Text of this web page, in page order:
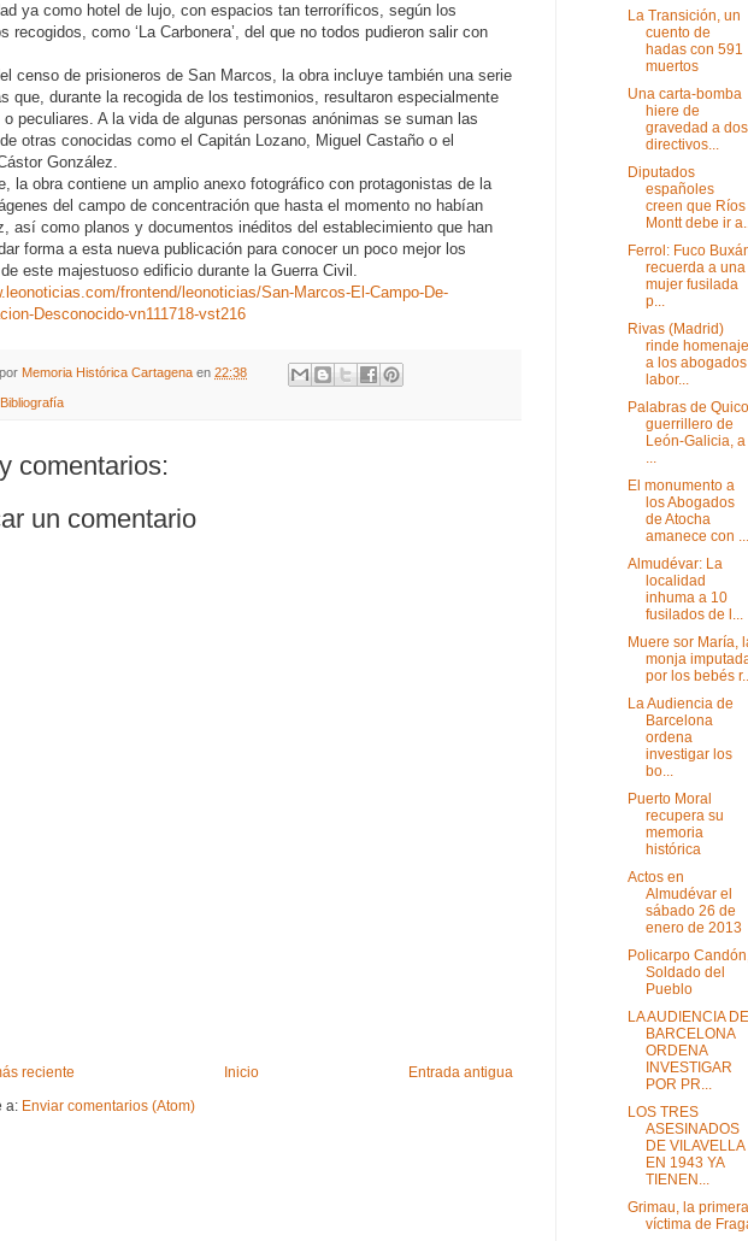
ya como hotel de lujo, con espacios tan terroríficos, según los
recogidos, como ‘La Carbonera’, del que no todos pudieron salir con
censo de prisioneros de San Marcos, la obra incluye también una serie
que, durante la recogida de los testimonios, resultaron especialmente
o peculiares. A la vida de algunas personas anónimas se suman las
otras conocidas como el Capitán Lozano, Miguel Castaño o el
González.
la obra contiene un amplio anexo fotográfico con protagonistas de la
del campo de concentración que hasta el momento no habían
así como planos y documentos inéditos del establecimiento que han
forma a esta nueva publicación para conocer un poco mejor los
este majestuoso edificio durante la Guerra Civil.
frontend/leonoticias/San-Marcos-El-Campo-De-
Desconocido-vn111718-vst216
Memoria Histórica Cartagena en 22:38
Bibliografía
comentarios:
un comentario
reciente Entrada antigua
Inicio
a: Enviar comentarios (Atom)
La Transición, un
cuento de
hadas con 591
muertos
Una carta-bomba
hiere de
gravedad a dos
directivos...
Diputados
españoles
creen que Ríos
Montt debe ir a...
Ferrol: Fuco
recuerda a una
mujer fusilada
p...
Rivas (Madrid)
rinde homenaje
a los abogados
labor...
Palabras de Quico,
guerrillero de
León-Galicia, a
El monumento a
los Abogados
de Atocha
amanece con ...
Almudévar: La
localidad
inhuma a 10
fusilados de l...
Muere sor María,
monja
por los bebés r...
La Audiencia de
Barcelona
ordena
investigar los
bo...
Puerto Moral
recupera su
memoria
histórica
Actos en
Almudévar el
sábado 26 de
enero de 2013
Policarpo Candón,
Soldado del
Pueblo
LA AUDIENCIA DE
BARCELONA
ORDENA
INVESTIGAR
POR PR...
LOS TRES
ASESINADOS
DE VILAVELLA
EN 1943 YA
TIENEN...
Grimau, la primera
víctima de